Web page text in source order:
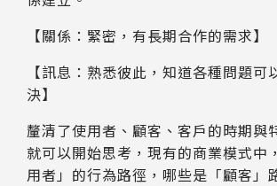
【關係：緊密，有長期合作的需求】
【訊息：熟悉彼此，知道各種問題可
決】
釐清了使用者、顧客、客戶的時期與
就可以開始思考，現有的商業模式中
用者」的行為路徑，哪些是「顧客」